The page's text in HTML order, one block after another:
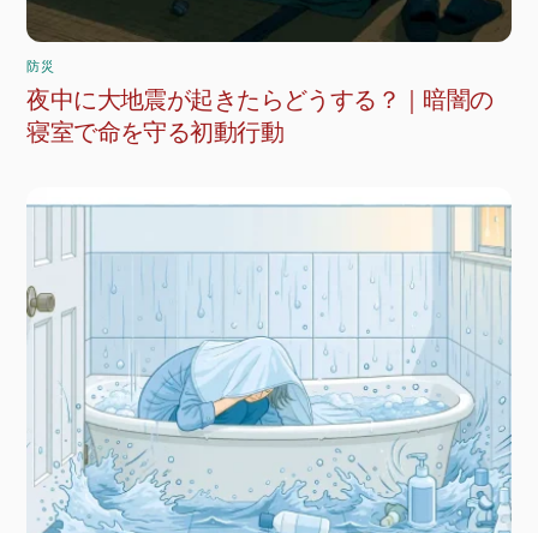
防災
夜中に大地震が起きたらどうする？｜暗闇の
寝室で命を守る初動行動